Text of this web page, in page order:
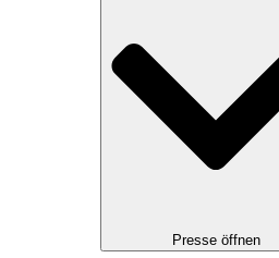
Presse öffnen